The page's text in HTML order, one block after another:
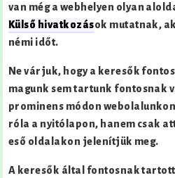
van még a webhelyen olyan
Külső hivatkozások mutatnak,
némi időt.
Ne várjuk, hogy a keresők
magunk sem tartunk fontosnak
prominens módon
róla a nyitólapon, hanem csak
eső oldalakon jelenítjük meg.
A keresők által fontosnak